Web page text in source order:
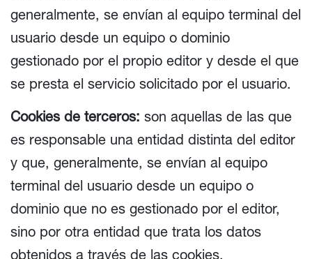
generalmente, se envían al equipo terminal del
usuario desde un equipo o dominio
gestionado por el propio editor y desde el que
se presta el servicio solicitado por el usuario.
Cookies de terceros: son aquellas de las que
es responsable una entidad distinta del editor
y que, generalmente, se envían al equipo
terminal del usuario desde un equipo o
dominio que no es gestionado por el editor,
sino por otra entidad que trata los datos
obtenidos a través de las cookies.